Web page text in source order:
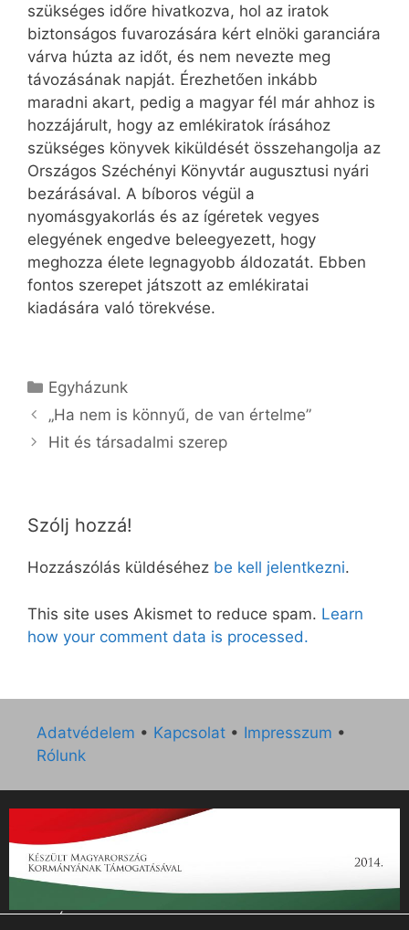
szükséges időre hivatkozva, hol az iratok
biztonságos fuvarozására kért elnöki garanciára
várva húzta az időt, és nem nevezte meg
távozásának napját. Érezhetően inkább
maradni akart, pedig a magyar fél már ahhoz is
hozzájárult, hogy az emlékiratok írásához
szükséges könyvek kiküldését összehangolja az
Országos Széchényi Könyvtár augusztusi nyári
bezárásával. A bíboros végül a
nyomásgyakorlás és az ígéretek vegyes
elegyének engedve beleegyezett, hogy
meghozza élete legnagyobb áldozatát. Ebben
fontos szerepet játszott az emlékiratai
kiadására való törekvése.
Kategória
Egyházunk
„Ha nem is könnyű, de van értelme”
Hit és társadalmi szerep
Szólj hozzá!
Hozzászólás küldéséhez be kell jelentkezni.
This site uses Akismet to reduce spam. Learn
how your comment data is processed.
Adatvédelem • Kapcsolat • Impresszum •
Rólunk
„Az Új Ember katolikus hetilap 2014. évi működésének